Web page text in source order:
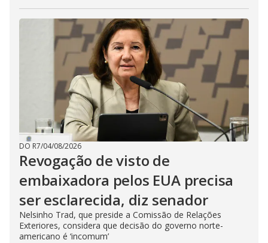
DO R7/04/08/2026
Revogação de visto de
embaixadora pelos EUA precisa
ser esclarecida, diz senador
Nelsinho Trad, que preside a Comissão de Relações
Exteriores, considera que decisão do governo norte-
americano é ‘incomum’